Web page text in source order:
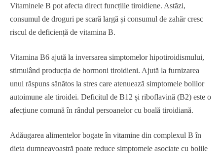
Vitaminele B pot afecta direct funcțiile tiroidiene. Astăzi,
consumul de droguri pe scară largă și consumul de zahăr cresc
riscul de deficiență de vitamina B.
Vitamina B6 ajută la inversarea simptomelor hipotiroidismului,
stimulând producția de hormoni tiroidieni. Ajută la furnizarea
unui răspuns sănătos la stres care atenuează simptomele bolilor
autoimune ale tiroidei. Deficitul de B12 și riboflavină (B2) este o
afecțiune comună în rândul persoanelor cu boală tiroidiană.
Adăugarea alimentelor bogate în vitamine din complexul B în
dieta dumneavoastră poate reduce simptomele asociate cu bolile